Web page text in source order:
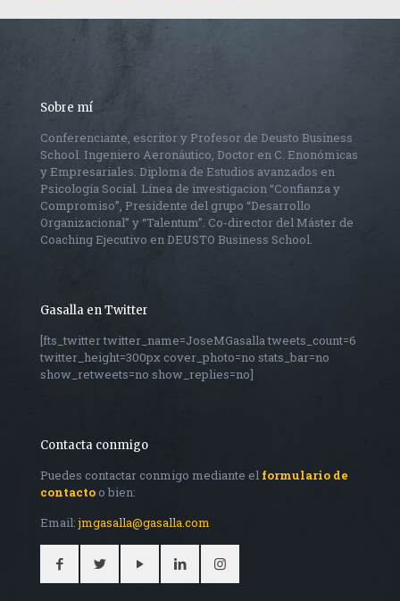
Sobre mí
Conferenciante, escritor y Profesor de Deusto Business
School. Ingeniero Aeronáutico, Doctor en C. Enonómicas
y Empresariales. Diploma de Estudios avanzados en
Psicología Social. Línea de investigacion “Confianza y
Compromiso”, Presidente del grupo “Desarrollo
Organizacional” y “Talentum”. Co-director del Máster de
Coaching Ejecutivo en DEUSTO Business School.
Gasalla en Twitter
[fts_twitter twitter_name=JoseMGasalla tweets_count=6
twitter_height=300px cover_photo=no stats_bar=no
show_retweets=no show_replies=no]
Contacta conmigo
Puedes contactar conmigo mediante el formulario de
contacto o bien:
Email:jmgasalla@gasalla.com